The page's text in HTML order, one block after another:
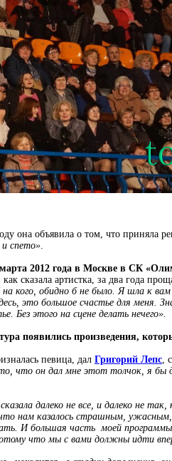
она объявила о том, что приняла
и спето»
2012 года в Москве в СК
сказала артистка, за два года
кого, обидно б не было. Я шла к
это большое счастье для меня.
Без этого на сцене делать нечего».
появились произведения,
певица, дал Григорий Лепс ,
что он дал мне этот толчок, я бы
далеко не все, и далеко не
нам казалось страшным,
И большая часть моей
что мы с вами должны идти